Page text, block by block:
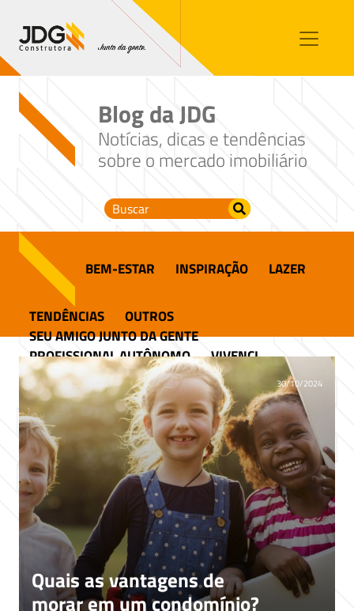
Contato
Sobre nós
Blog
Blog da JDG
Notícias, dicas e tendências
sobre o mercado imobiliário
BEM-ESTAR INSPIRAÇÃO LAZER
TENDÊNCIAS
OUTROS
SEU AMIGO JUNTO DA GENTE
PROFISSIONAL AUTÔNOMO
VIVENCI
Quais as vantagens de
morar em um condomínio?
30/10/2024